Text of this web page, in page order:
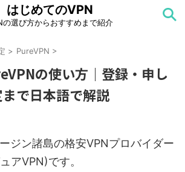
はじめてのVPN
の選び方からおすすめまで紹介
> PureVPN >
の使い方｜登録・申し
で日本語で解説
ジン諸島の格安VPNプロバイダー
アVPN)です。